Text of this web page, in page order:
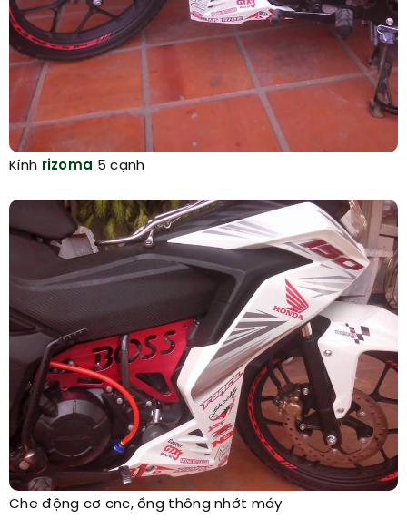
Kính rizoma 5 cạnh
Che động cơ cnc, ống thông nhớt máy